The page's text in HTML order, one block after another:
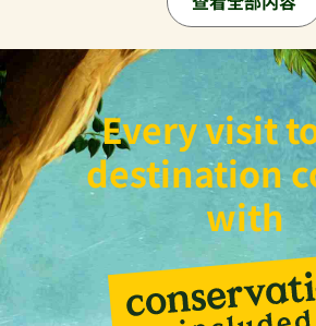
Every visit
destination
with